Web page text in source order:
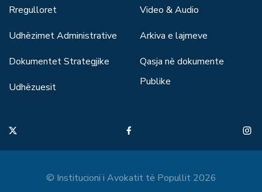
Rregulloret
Udhëzimet Administrative
Dokumentet Strategjike
Udhëzuesit
Video & Audio
Arkiva e lajmeve
Qasja në dokumente
Publike
© Institucioni i Avokatit të Popullit 2026